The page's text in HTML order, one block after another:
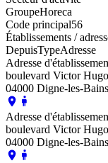
GroupeHoreca
Code principal56
Établissements /
DepuisTypeAdresse
Adresse
boulevard Victor
04000 Digne-les-Bains
Adresse
boulevard Victor
04000 Digne-les-Bains